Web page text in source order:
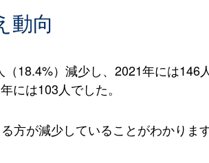
動向
18.4%）減少し、2021年には146
には103人でした。
が減少していることがわかります